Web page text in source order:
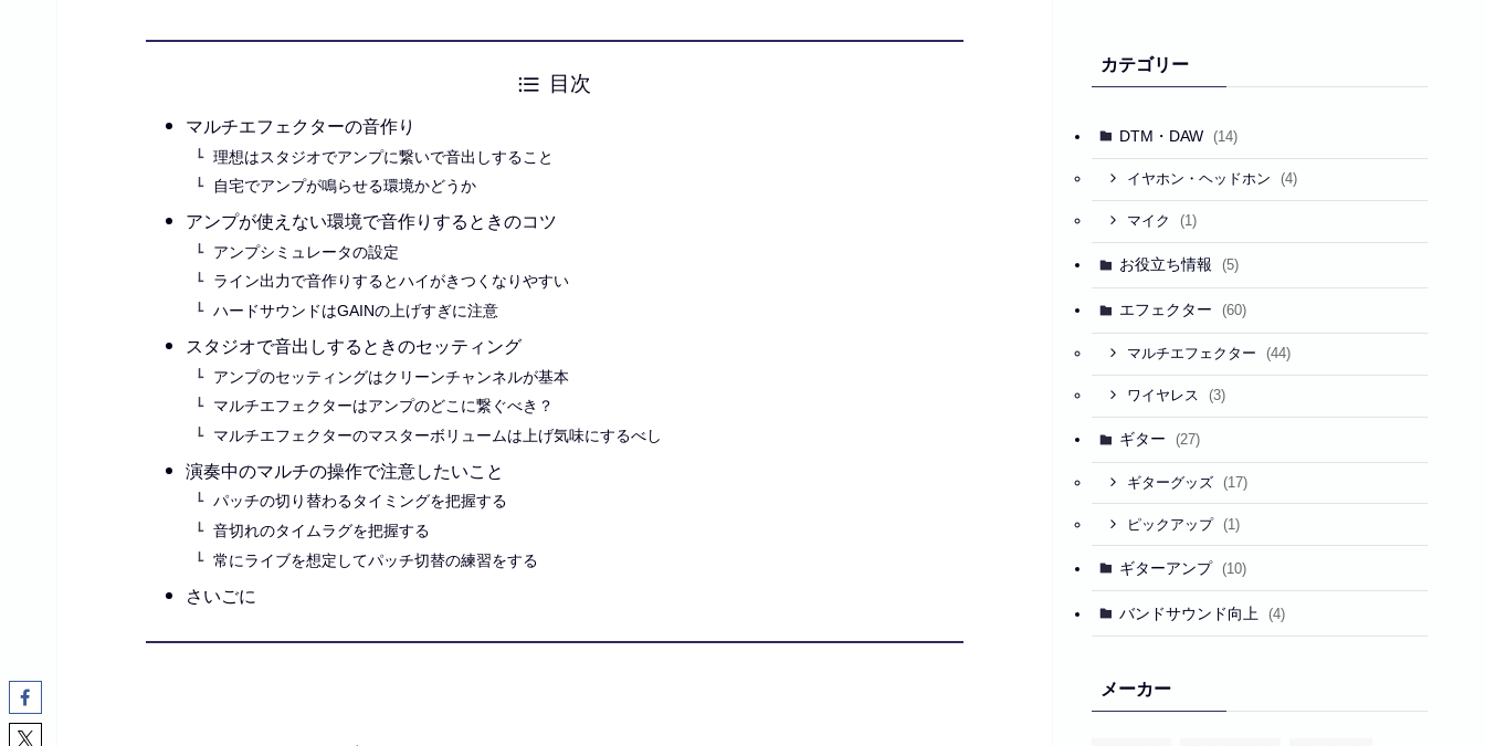
目次
マルチエフェクターの音作り
理想はスタジオでアンプに繋いで音出しすること
自宅でアンプが鳴らせる環境かどうか
アンプが使えない環境で音作りするときのコツ
アンプシミュレータの設定
ライン出力で音作りするとハイがきつくなりやすい
ハードサウンドはGAINの上げすぎに注意
スタジオで音出しするときのセッティング
アンプのセッティングはクリーンチャンネルが基本
マルチエフェクターはアンプのどこに繋ぐべき？
マルチエフェクターのマスターボリュームは上げ気味にするべし
演奏中のマルチの操作で注意したいこと
パッチの切り替わるタイミングを把握する
音切れのタイムラグを把握する
常にライブを想定してパッチ切替の練習をする
さいごに
カテゴリー
DTM・DAW (14)
イヤホン・ヘッドホン (4)
マイク (1)
お役立ち情報 (5)
エフェクター (60)
マルチエフェクター (44)
ワイヤレス (3)
ギター (27)
ギターグッズ (17)
ピックアップ (1)
ギターアンプ (10)
バンドサウンド向上 (4)
メーカー